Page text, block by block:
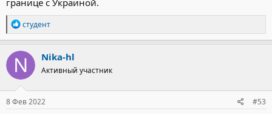
границе с Украиной.
Р
е
а
к
ц
и
и
:
студент
Nika-hl
Активный участник
8 Фев 2022 #53